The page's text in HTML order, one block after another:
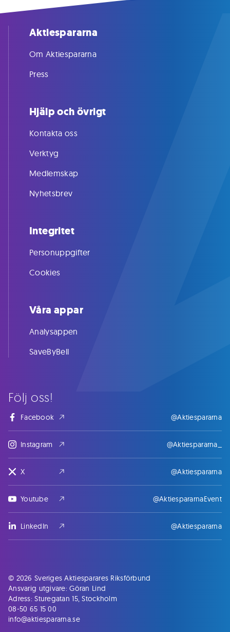
Följ oss!
Facebook @Aktiespararna
Instagram @Aktiespararna_
X @Aktiespararna
Youtube @AktiespararnaEvent
LinkedIn @Aktiespararna
Aktiespararna
Om Aktiespararna
Press
Hjälp och övrigt
Kontakta oss
Verktyg
Medlemskap
Nyhetsbrev
Integritet
Personuppgifter
Cookies
Våra appar
Analysappen
SaveByBell
© 2026 Sveriges Aktiesparares Riksförbund
Ansvarig utgivare: Göran Lind
Adress: Sturegatan 15, Stockholm
08-50 65 15 00
info@aktiespararna.se